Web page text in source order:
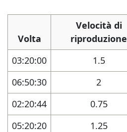
Volta
Velocità di
riproduzione
03:20:00
1.5
06:50:30
2
02:20:44
0.75
05:20:20
1.25